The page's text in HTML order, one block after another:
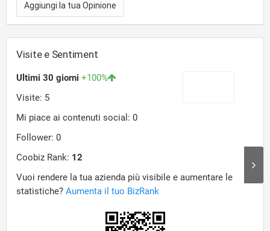
Aggiungi la tua Opinione
Visite e Sentiment